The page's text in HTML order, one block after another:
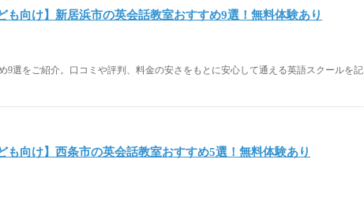
も向け】新居浜市の英会話教室おすすめ9選！無料体験あり
9選をご紹介。口コミや評判、料金の安さをもとに安心して通える英語スクールを記
も向け】西条市の英会話教室おすすめ5選！無料体験あり